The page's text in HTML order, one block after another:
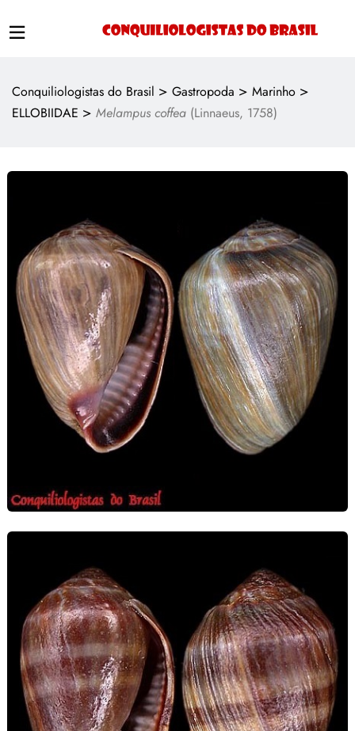
Conquiliologistas do Brasil > Gastropoda > Marinho >
ELLOBIIDAE > Melampus coffea (Linnaeus, 1758)